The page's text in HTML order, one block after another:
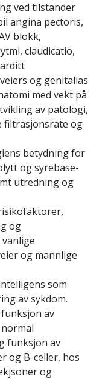
ved tilstander
angina pectoris,
blokk,
claudicatio,
og genitalias
med vekt på
av patologi,
filtrasjonsrate og
betydning for
og syrebase-
utredning og
og
og mannlige
som
av sykdom.
av
funksjon av
og B-celler, hos
og